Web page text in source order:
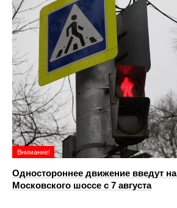
Внимание!
Одностороннее движение введут
Московского шоссе с 7 августа